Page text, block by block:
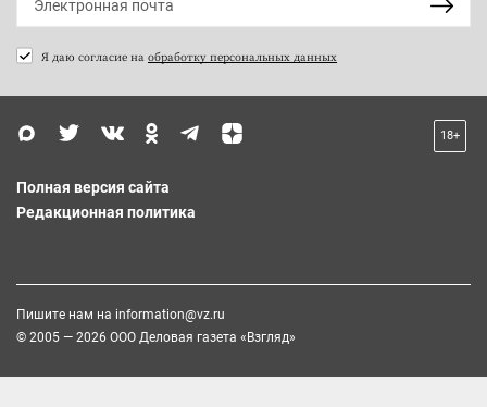
Я даю согласие на обработку персональных данных
18+
Полная версия сайта
Редакционная политика
Пишите нам на information@vz.ru
© 2005 — 2026 ООО Деловая газета «Взгляд»